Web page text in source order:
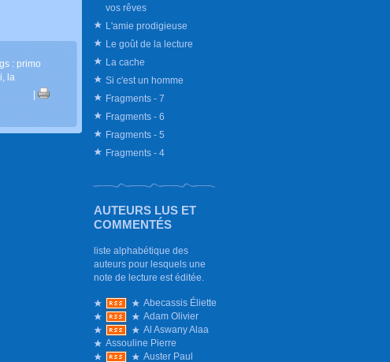
vos rêves
L'amie prodigieuse
Le goût de la lecture
La cache
Si c'est un homme
Fragments - 7
Fragments - 6
Fragments - 5
Fragments - 4
AUTEURS LUS ET
COMMENTÉS
liste alphabétique des
auteurs pour lesquels une
note de lecture est éditée.
Abecassis Éliette
Adam Olivier
Al Aswany Alaa
Assouline Pierre
Auster Paul
: primo
la